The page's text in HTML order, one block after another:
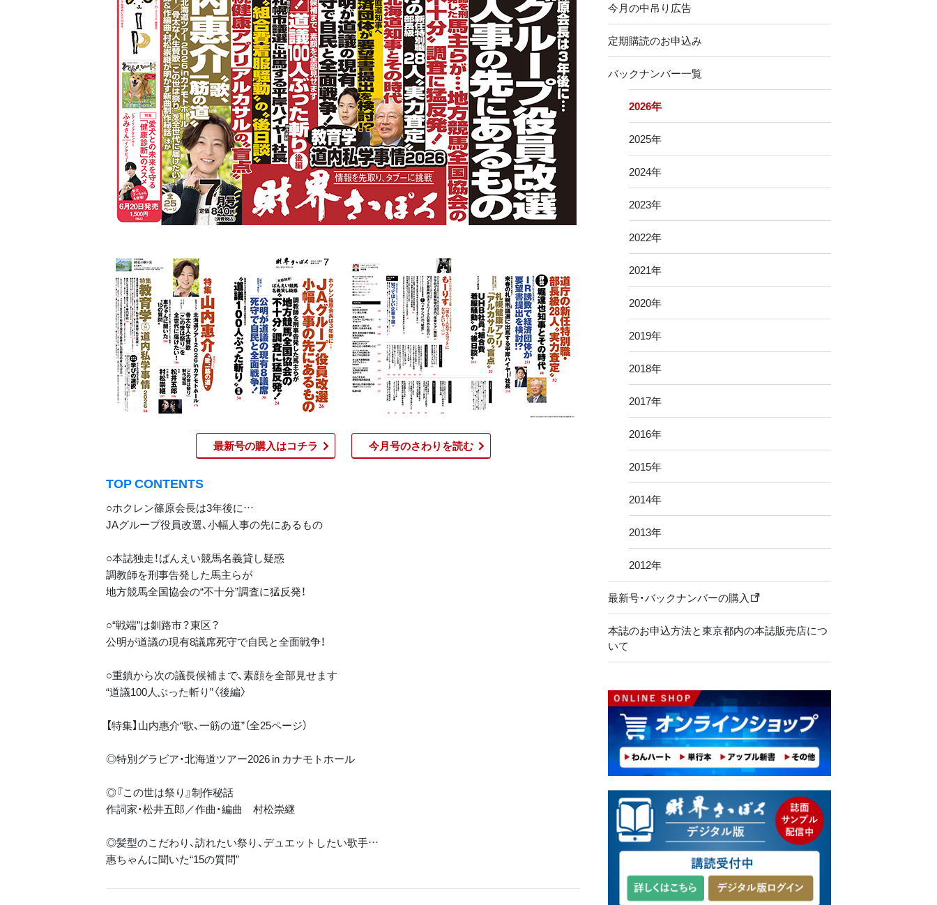
最新号の購入はコチラ 今月号のさわりを読む​
TOP CONTENTS
○ホクレン篠原会長は3年後に…
JAグループ役員改選、小幅人事の先にあるもの
○本誌独走！ばんえい競馬名義貸し疑惑
調教師を刑事告発した馬主らが
地方競馬全国協会の“不十分”調査に猛反発！
○“戦端”は釧路市？東区？
公明が道議の現有8議席死守で自民と全面戦争！
○重鎮から次の議長候補まで、素顔を全部見せます
“道議100人ぶった斬り”〈後編〉
【特集】山内惠介“歌、一筋の道”（全25ページ）
◎特別グラビア・北海道ツアー2026 in カナモトホール
◎『この世は祭り』制作秘話
作詞家・松井五郎／作曲・編曲 村松崇継
◎髪型のこだわり、訪れたい祭り、デュエットしたい歌手…
惠ちゃんに聞いた“15の質問”
今月の中吊り広告
定期購読のお申込み
バックナンバー一覧
2026年
2025年
2024年
2023年
2022年
2021年
2020年
2019年
2018年
2017年
2016年
2015年
2014年
2013年
2012年
最新号・バックナンバーの購入
本誌のお申込方法と東京都内の本誌販売店につ
いて